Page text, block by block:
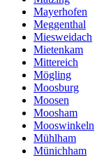
Mayerhofen
Meggenthal
Miesweidach
Mietenkam
Mittereich
Mögling
Moosburg
Moosen
Moosham
Mooswinkeln
Mühlham
Münichham